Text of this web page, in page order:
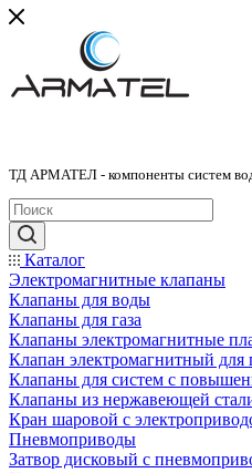
ТД АРМАТЕЛ - компоненты систем
Каталог
Электромагнитные клапаны
Клапаны для воды
Клапаны для газа
Клапаны электромагнитные
Клапан электромагнитный для
Клапаны для систем с
Клапаны из нержавеющей
Кран шаровой с
Пневмоприводы
Затвор дисковый с